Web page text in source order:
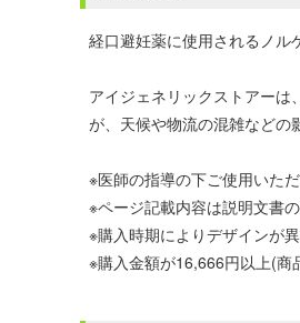
経口避妊薬に使用されるノル
アイジェネリックストアー
が、天候や物流の混雑などの
※医師の指導の下ご使用いた
※ページ記載内容は説明文書の
※購入時期によりデザインが
※購入金額が16,666円以上(商